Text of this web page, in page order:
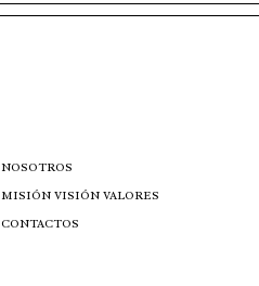
NOSOTROS
MISIÓN VISIÓN VALORES
CONTACTOS